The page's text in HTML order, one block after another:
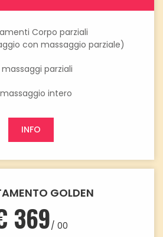
Corpo parziali
con massaggio parziale)
massaggi parziali
massaggio intero
INFO
GOLDEN
369/ 00